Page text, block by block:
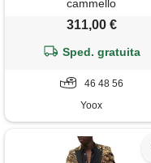
cammello
311,00 €
Sped. gratuita
46 48 56
Yoox